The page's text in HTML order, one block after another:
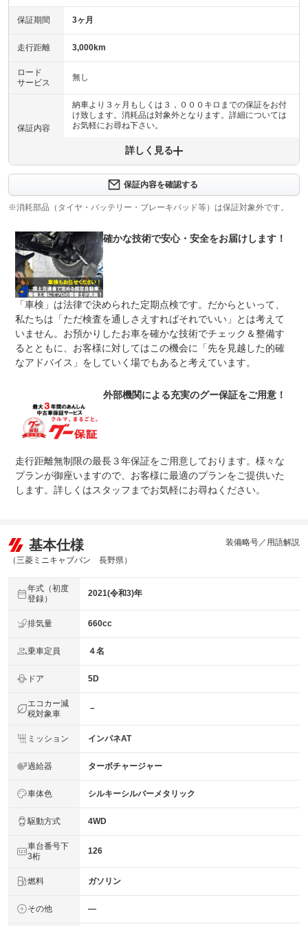
保証期間 3ヶ月
走行距離 3,000km
ロード
サービス
無し
保証内容
納車より３ヶ月もしくは３，０００キロまでの保証をお付
け致します。消耗品は対象外となります。詳細については
お気軽にお尋ね下さい。
保証内容について問い合わせる
保証項目 -
修理回数 -
上限金額 -
免責金 無し
保証修理
受付先
-
法定整備
整備付 法定12ヶ月または法定24ヶ月点検整備付
※車検なし・車検整備付の場合は法定24ヶ月点検整備付
※商用車は6ヶ月または12ヶ月点検整備付
法定整備
法定１２ケ月点検に加え、オイル、オイルエレメント、キ
ーレスバッテリー交換、ワイパーゴムの交換を実施しま
詳しく見る
保証内容を確認する
※消耗部品（タイヤ・バッテリー・ブレーキパッド等）は保証対象外です。
確かな技術で安心・安全をお届けします！
「車検」は法律で決められた定期点検です。だからといって、
私たちは「ただ検査を通しさえすればそれでいい」とは考えて
いません。お預かりしたお車を確かな技術でチェック＆整備す
るとともに、お客様に対してはこの機会に「先を見越した的確
なアドバイス」をしていく場でもあると考えています。
外部機関による充実のグー保証をご用意！
走行距離無制限の最長３年保証をご用意しております。様々な
プランが御座いますので、お客様に最適のプランをご提供いた
します。詳しくはスタッフまでお気軽にお尋ねください。
基本仕様
（三菱ミニキャブバン 長野県）
装備略号／用語解説
年式（初度
登録）
2021(令和3)年
排気量 660cc
乗車定員 ４名
ドア 5D
エコカー減
税対象車
－
ミッション インパネAT
過給器 ターボチャージャー
車体色 シルキーシルバーメタリック
駆動方式 4WD
車台番号下
3桁
126
燃料 ガソリン
その他 ―